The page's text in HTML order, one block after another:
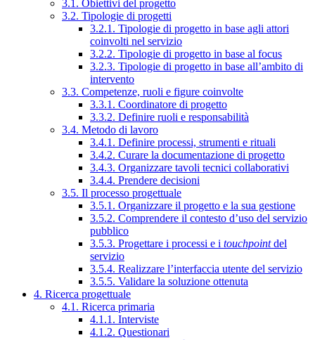
3.1. Obiettivi del progetto
3.2. Tipologie di progetti
3.2.1. Tipologie di progetto in base agli attori
coinvolti nel servizio
3.2.2. Tipologie di progetto in base al focus
3.2.3. Tipologie di progetto in base all’ambito di
intervento
3.3. Competenze, ruoli e figure coinvolte
3.3.1. Coordinatore di progetto
3.3.2. Definire ruoli e responsabilità
3.4. Metodo di lavoro
3.4.1. Definire processi, strumenti e rituali
3.4.2. Curare la documentazione di progetto
3.4.3. Organizzare tavoli tecnici collaborativi
3.4.4. Prendere decisioni
3.5. Il processo progettuale
3.5.1. Organizzare il progetto e la sua gestione
3.5.2. Comprendere il contesto d’uso del servizio
pubblico
3.5.3. Progettare i processi e i touchpointdel
servizio
3.5.4. Realizzare l’interfaccia utente del servizio
3.5.5. Validare la soluzione ottenuta
4. Ricerca progettuale
4.1. Ricerca primaria
4.1.1. Interviste
4.1.2. Questionari